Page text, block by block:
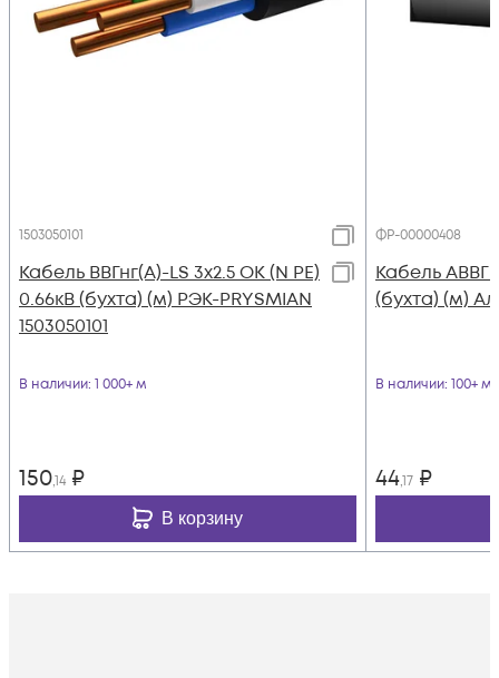
1503050101
Кабель ВВГнг(А)-LS 3х2.5 ОК (N PE)
0.66кВ (бухта) (м) РЭК-PRYSMIAN
1503050101
В наличии: 1 000+ м
150,14 ₽
В корзину
ФР-00000408
Кабель АВВГ
(бухта) (м)
В наличии: 100+ м
44,17 ₽